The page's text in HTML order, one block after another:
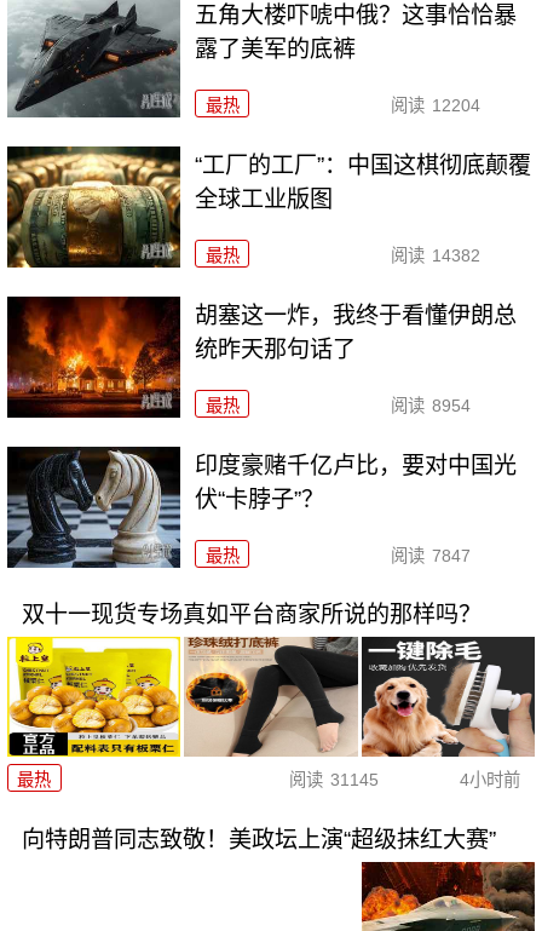
五角大楼吓唬中俄？这事恰恰暴
露了美军的底裤
最热 阅读 12204
“工厂的工厂”：中国这棋彻底颠覆
全球工业版图
最热 阅读 14382
胡塞这一炸，我终于看懂伊朗总
统昨天那句话了
最热 阅读 8954
印度豪赌千亿卢比，要对中国光
伏“卡脖子”？
最热 阅读 7847
双十一现货专场真如平台商家所说的那样吗？
最热 阅读 31145 4小时前
向特朗普同志致敬！美政坛上演“超级抹红大赛”